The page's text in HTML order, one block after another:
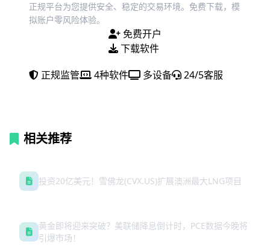
正规平台为您提供安全、稳定的交易环境。免费下载，模
拟账户零风险体验。
免费开户
下载软件
正规监管
4种软件 多设备 24/5客服
相关推荐
投资20亿美元！雪佛龙(CVX.US)扩展澳洲最大LNG项目
黄金即将迎来突破？美联储降息倒计时，PCE数据今晚将
引爆市场！